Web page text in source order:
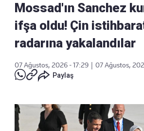
Mossad'ın Sanchez
ifşa oldu! Çin
radarına yakalandılar
07 Ağustos, 2026 - 17:29
07 Ağustos,
Paylaş